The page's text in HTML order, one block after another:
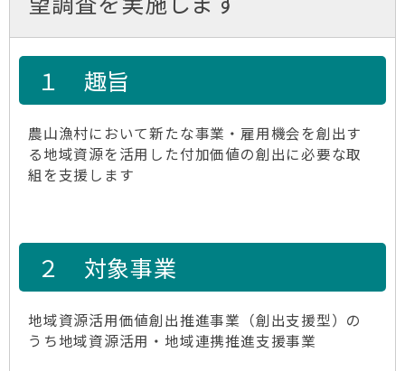
１ 趣旨
農山漁村において新たな事業・雇用機会を創出す
る地域資源を活用した付加価値の創出に必要な取
組を支援します
２ 対象事業
地域資源活用価値創出推進事業（創出支援型）の
うち地域資源活用・地域連携推進支援事業